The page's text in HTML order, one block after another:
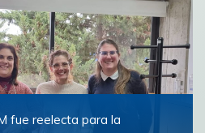
de forma presencial en el
y también a través de Zoom
fue reelecta para la